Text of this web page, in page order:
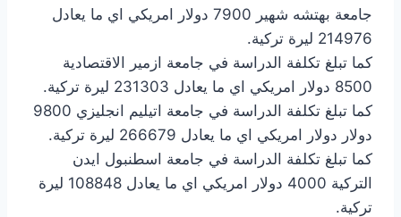
جامعة بهتشه شهير 7900 دولار امريكي اي ما يعادل
214976 ليرة تركية.
كما تبلغ تكلفة الدراسة في جامعة ازمير الاقتصادية
8500 دولار امريكي اي ما يعادل 231303 ليرة تركية.
كما تبلغ تكلفة الدراسة في جامعة اتيليم انجليزي 9800
دولار دولار امريكي اي ما يعادل 266679 ليرة تركية.
كما تبلغ تكلفة الدراسة في جامعة اسطنبول ايدن
التركية 4000 دولار امريكي اي ما يعادل 108848 ليرة
تركية.